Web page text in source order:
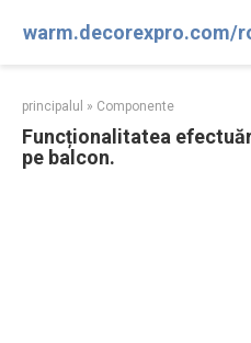
warm.decorexpro.com/
principalul » Componente
Funcționalitatea
pe balcon.